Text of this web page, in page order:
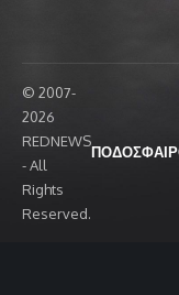
© 2007-
2026
REDNEWS
- All
Rights
Reserved.